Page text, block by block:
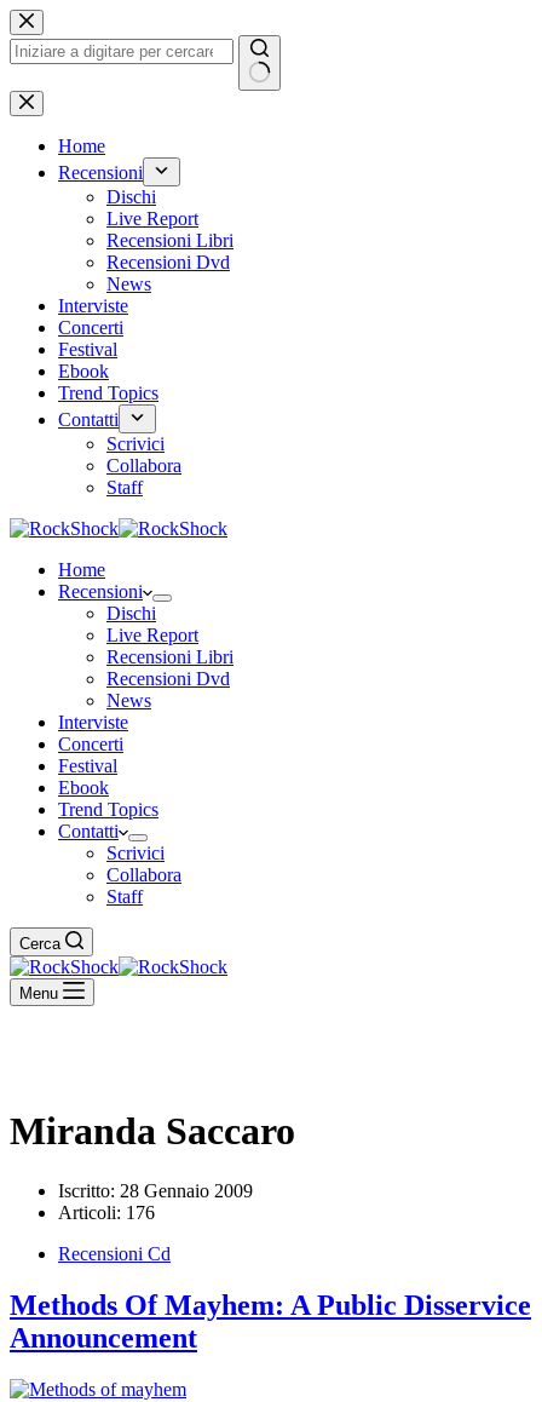
Salta
al
contenuto
Nessun
risultato
Home
Recensioni
Dischi
Live Report
Recensioni Libri
Recensioni Dvd
News
Interviste
Concerti
Festival
Ebook
Trend Topics
Contatti
Scrivici
Collabora
Staff
Home
Recensioni
Dischi
Live Report
Recensioni Libri
Recensioni Dvd
News
Interviste
Concerti
Festival
Ebook
Trend Topics
Contatti
Scrivici
Collabora
Staff
Cerca
Menu
Miranda Saccaro
Iscritto: 28 Gennaio 2009
Articoli: 176
Recensioni Cd
Methods Of Mayhem: A Public Disservice
Announcement